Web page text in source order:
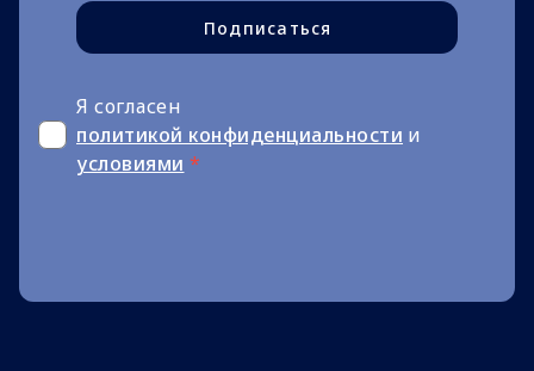
Подписаться
Я согласен
политикой конфиденциальности и
условиями *